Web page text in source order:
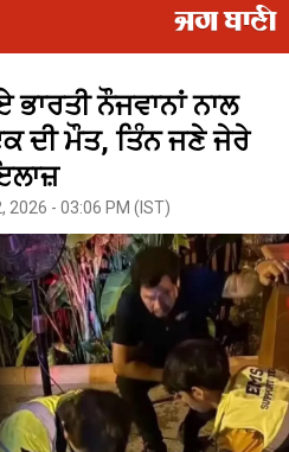
ਨੌਜਵਾਨਾਂ ਨਾਲ
ਦੀ ਮੌਤ, ਤਿੰਨ ਜਣੇ ਜੇਰੇ
2026 - 03:06 PM (IST)